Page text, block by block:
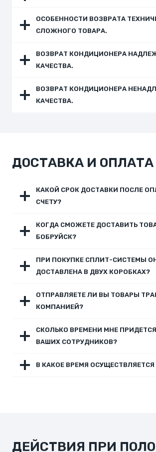
ОСОБЕННОСТИ ВОЗВРАТА
СЛОЖНОГО ТОВАРА.
ВОЗВРАТ КОНДИЦИОНЕРА
КАЧЕСТВА.
ВОЗВРАТ КОНДИЦИОНЕРА
КАЧЕСТВА.
ДОСТАВКА И ОПЛАТА
КАКОЙ СРОК ДОСТАВКИ ПОСЛЕ
СЧЕТУ?
КОГДА СМОЖЕТЕ ДОСТАВИТЬ
БОБРУЙСК?
ПРИ ПОКУПКЕ СПЛИТ-СИСТЕМЫ
ДОСТАВЛЕНА В ДВУХ КОРОБКАХ?
ОТПРАВЛЯЕТЕ ЛИ ВЫ ТОВАРЫ
КОМПАНИЕЙ?
СКОЛЬКО ВРЕМЕНИ МНЕ
ВАШИХ СОТРУДНИКОВ?
В КАКОЕ ВРЕМЯ
ДЕЙСТВИЯ ПРИ